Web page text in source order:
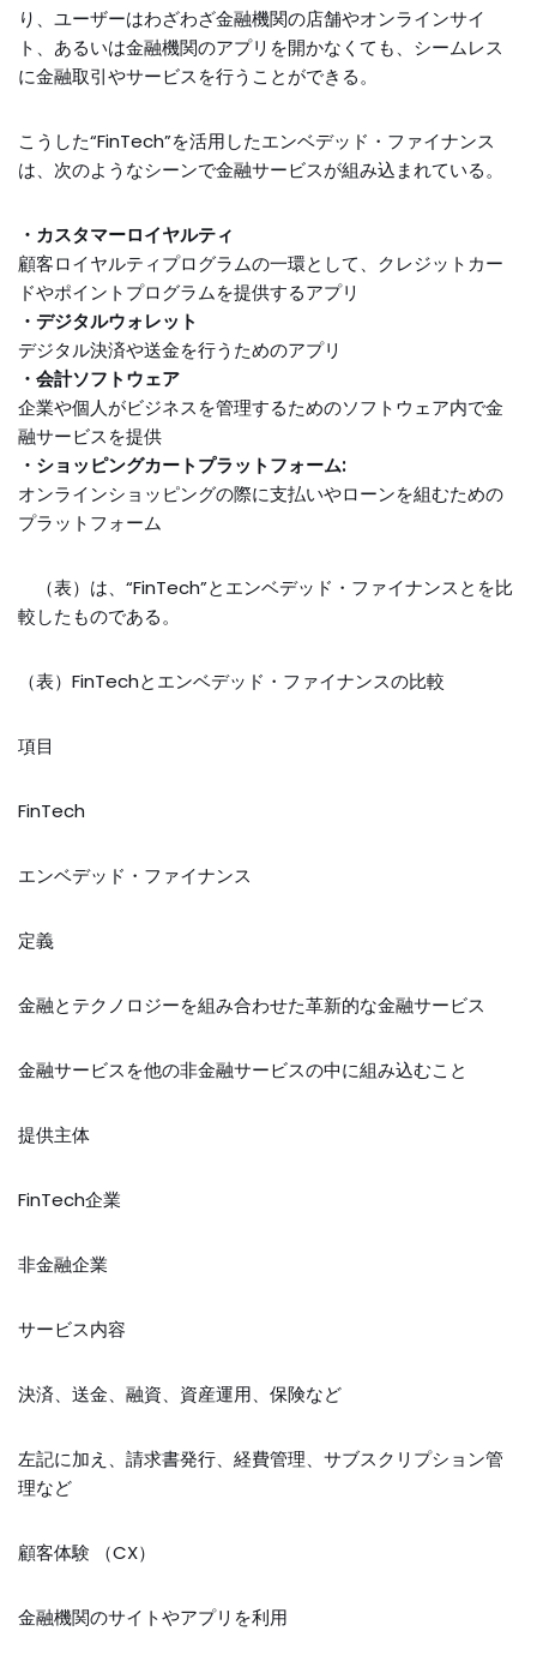
り、ユーザーはわざわざ金融機関の店舗やオンラインサイ
ト、あるいは金融機関のアプリを開かなくても、シームレス
に金融取引やサービスを行うことができる。
こうした“FinTech”を活用したエンベデッド・ファイナンス
は、次のようなシーンで金融サービスが組み込まれている。
・カスタマーロイヤルティ
顧客ロイヤルティプログラムの一環として、クレジットカー
ドやポイントプログラムを提供するアプリ
・デジタルウォレット
デジタル決済や送金を行うためのアプリ
・会計ソフトウェア
企業や個人がビジネスを管理するためのソフトウェア内で金
融サービスを提供
・ショッピングカートプラットフォーム:
オンラインショッピングの際に支払いやローンを組むための
プラットフォーム
（表）は、“FinTech”とエンベデッド・ファイナンスとを比
較したものである。
（表）FinTechとエンベデッド・ファイナンスの比較
項目
FinTech
エンベデッド・ファイナンス
定義
金融とテクノロジーを組み合わせた革新的な金融サービス
金融サービスを他の非金融サービスの中に組み込むこと
提供主体
FinTech企業
非金融企業
サービス内容
決済、送金、融資、資産運用、保険など
左記に加え、請求書発行、経費管理、サブスクリプション管
理など
顧客体験 （CX）
金融機関のサイトやアプリを利用